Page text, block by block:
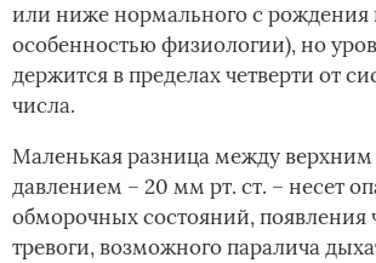
или ниже нормального с рождения
особенностью физиологии), но
держится в пределах четверти от
числа.
Маленькая разница между
давлением – 20 мм рт. ст. – несет
обморочных состояний, появления
тревоги, возможного паралича